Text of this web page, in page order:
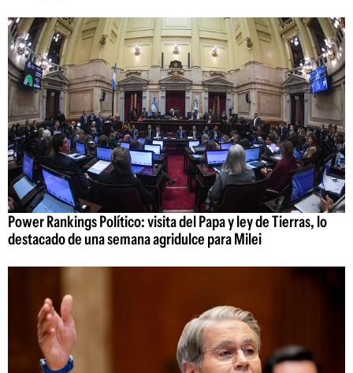
Power Rankings Político: visita del Papa y ley de Tierras, lo
destacado de una semana agridulce para Milei